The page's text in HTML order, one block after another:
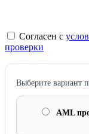
Согласен с
проверки
Выберите вариант
AML